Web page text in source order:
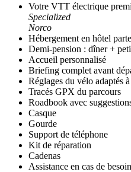
Votre VTT électrique
Specialized
Norco
Hébergement en hôtel
Demi-pension : dîner +
Accueil personnalisé
Briefing complet avant
Réglages du vélo adaptés
Tracés GPX du parcours
Roadbook avec
Casque
Gourde
Support de téléphone
Kit de réparation
Cadenas
Assistance en cas de besoin